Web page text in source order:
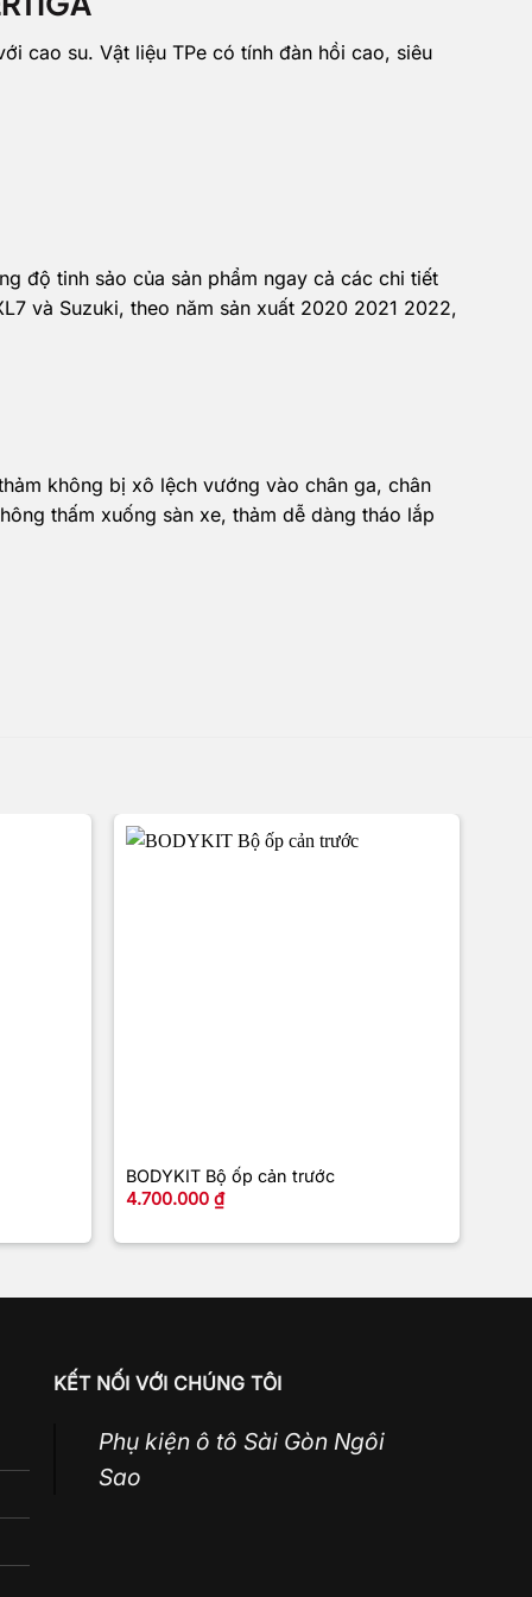
cao su. Vật liệu TPe có tính đàn hồi cao, siêu
độ tinh sảo của sản phẩm ngay cả các chi tiết
và Suzuki, theo năm sản xuất 2020 2021 2022,
không bị xô lệch vướng vào chân ga, chân
thấm xuống sàn xe, thảm dễ dàng tháo lắp
BODYKIT Bộ ốp cản trước
4.700.000₫
KẾT NỐI VỚI CHÚNG TÔI
Phụ kiện ô tô Sài Gòn Ngôi
Sao